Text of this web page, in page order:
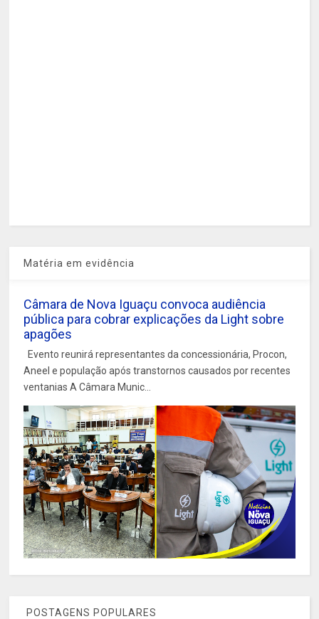
Matéria em evidência
Câmara de Nova Iguaçu convoca audiência
pública para cobrar explicações da Light sobre
apagões
Evento reunirá representantes da concessionária, Procon,
Aneel e população após transtornos causados por recentes
ventanias A Câmara Munic...
POSTAGENS POPULARES